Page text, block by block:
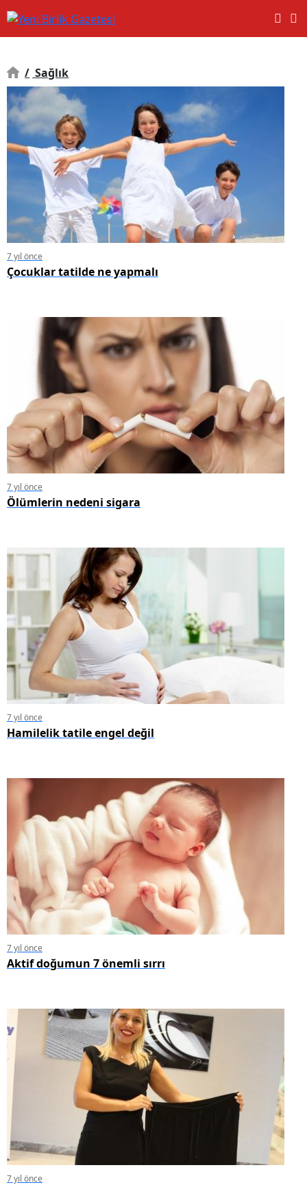
/ Sağlık
7 yıl önce
Çocuklar tatilde ne yapmalı
7 yıl önce
Ölümlerin nedeni sigara
7 yıl önce
Hamilelik tatile engel değil
7 yıl önce
Aktif doğumun 7 önemli sırrı
7 yıl önce